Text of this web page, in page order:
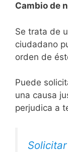
Cambio de
Se trata de
ciudadano
orden de
Puede
una causa
perjudica a